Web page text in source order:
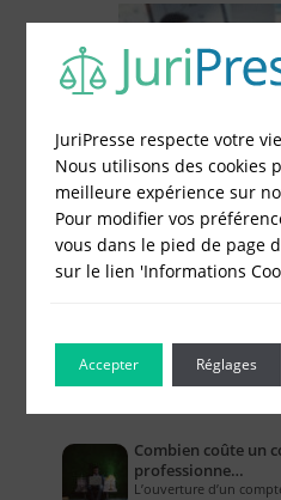
Combien coûte un
professionne…
L’ouverture d’un
JuriPresse respecte votre
Nous utilisons des cookies
meilleure expérience sur
Pour modifier vos
vous dans le pied de page
sur le lien 'Informations
Accepter Réglages